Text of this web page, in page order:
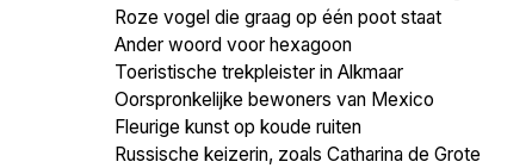
Roze vogel die graag op één poot staat
Ander woord voor hexagoon
Toeristische trekpleister in Alkmaar
Oorspronkelijke bewoners van Mexico
Fleurige kunst op koude ruiten
Russische keizerin, zoals Catharina de Grote